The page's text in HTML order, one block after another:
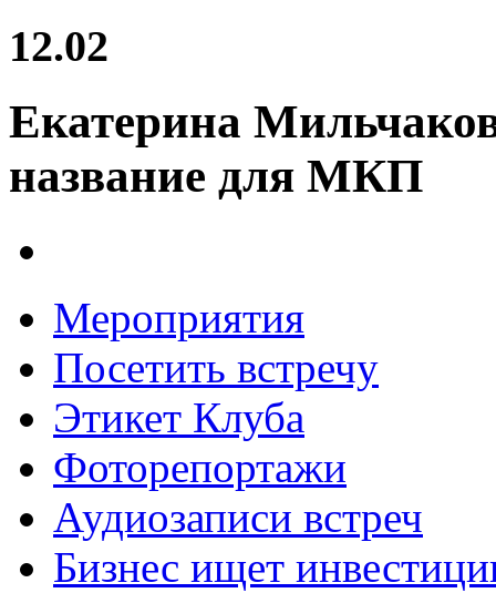
12.02
Екатерина
название для МКП
Мероприятия
Посетить встречу
Этикет Клуба
Фоторепортажи
Аудиозаписи встреч
Бизнес ищет